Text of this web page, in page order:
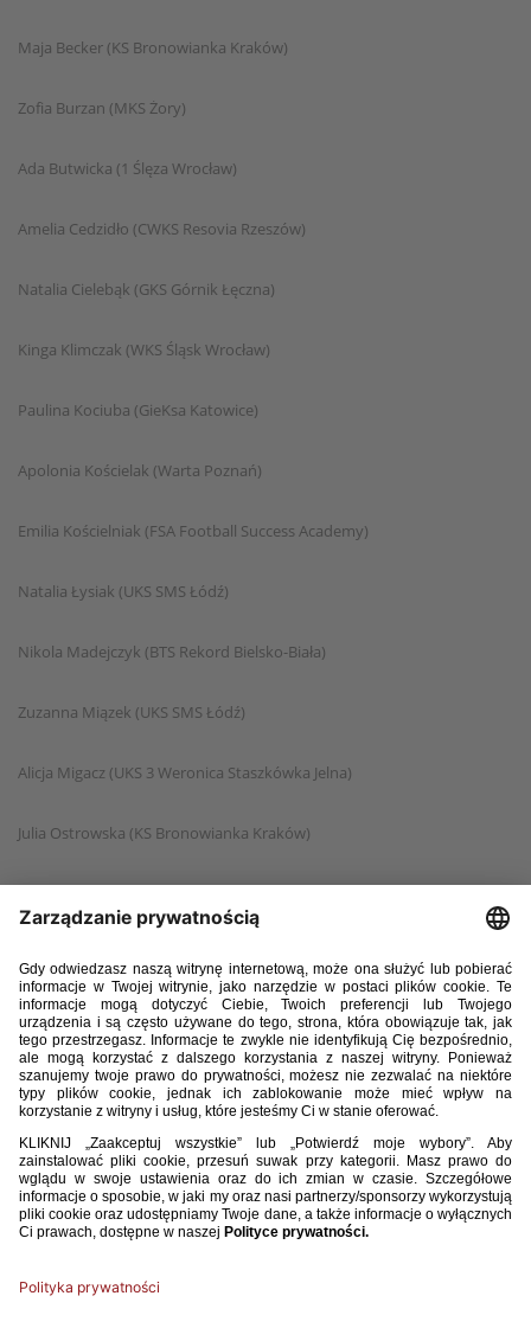
Maja Becker (KS Bronowianka Kraków)
Zofia Burzan (MKS Żory)
Ada Butwicka (1 Ślęza Wrocław)
Amelia Cedzidło (CWKS Resovia Rzeszów)
Natalia Cielebąk (GKS Górnik Łęczna)
Kinga Klimczak (WKS Śląsk Wrocław)
Paulina Kociuba (GieKsa Katowice)
Apolonia Kościelak (Warta Poznań)
Emilia Kościelniak (FSA Football Success Academy)
Natalia Łysiak (UKS SMS Łódź)
Nikola Madejczyk (BTS Rekord Bielsko-Biała)
Zuzanna Miązek (UKS SMS Łódź)
Alicja Migacz (UKS 3 Weronica Staszkówka Jelna)
Julia Ostrowska (KS Bronowianka Kraków)
Emilia Sabuda (FSA Football Success Academy)
Zuzanna Sikora (Skra Częstochowa)
Nikola Słonka (Hutnik Kraków)
Wiktoria Stalmach (GieKsa Katowice)